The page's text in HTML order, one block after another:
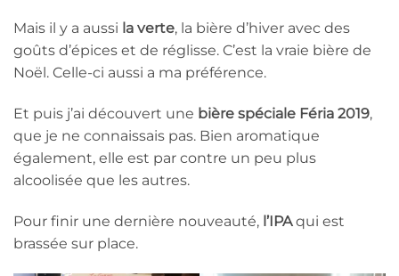
Mais il y a aussi la verte, la bière d’hiver avec des
goûts d’épices et de réglisse. C’est la vraie bière de
Noël. Celle-ci aussi a ma préférence.
Et puis j’ai découvert une bière spéciale Féria 2019,
que je ne connaissais pas. Bien aromatique
également, elle est par contre un peu plus
alcoolisée que les autres.
Pour finir une dernière nouveauté, l’IPAqui est
brassée sur place.